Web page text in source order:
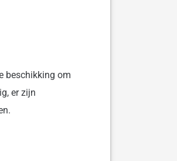
beschikking om
er zijn